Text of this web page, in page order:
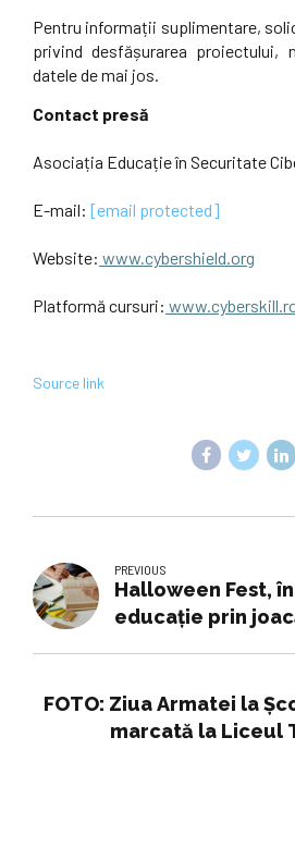
Pentru informații suplimentare,
privind desfășurarea
datele de mai jos.
Contact presă
Asociația Educație în Securitate
E-mail: [email protected]
Website: www.cybershield.org
Platformă cursuri:
Source link
PREVIOUS
Halloween Fest,
educație prin
FOTO: Ziua Armatei la
marcată la Liceul